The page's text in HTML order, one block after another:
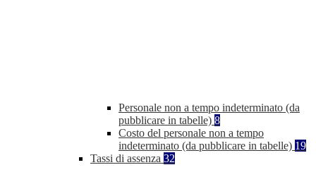
Personale non a tempo indeterminato (da
pubblicare in tabelle) 8
Costo del personale non a tempo
indeterminato (da pubblicare in tabelle) 19
Tassi di assenza 32